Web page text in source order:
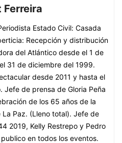
Ferreira
Estado Civil: Casada
Recepción y distribución
del Atlántico desde el 1 de
31 de diciembre del 1999.
desde 2011 y hasta el
Jefe de prensa de Gloria Peña
de los 65 años de la
Paz. (Lleno total). Jefe de
2019, Kelly Restrepo y Pedro
en todos los eventos.